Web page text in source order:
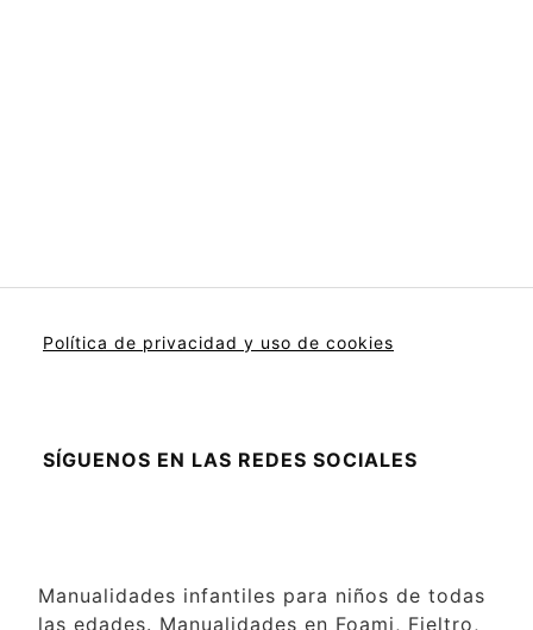
Política de privacidad y uso de cookies
SÍGUENOS EN LAS REDES SOCIALES
Manualidades infantiles para niños de todas
las edades. Manualidades en Foami, Fieltro,